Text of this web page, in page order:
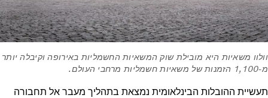
וולוו משאיות היא מובילת שוק המשאיות החשמליות באירופה וקיבלה יותר
מ-1,100 הזמנות של משאיות חשמליות מרחבי העולם.
תעשיית ההובלות הבינלאומית נמצאת בתהליך מעבר אל תחבורה